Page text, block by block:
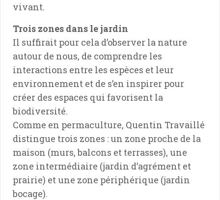
vivant.
Trois zones dans le jardin
Il suffirait pour cela d’observer la nature
autour de nous, de comprendre les
interactions entre les espèces et leur
environnement et de s’en inspirer pour
créer des espaces qui favorisent la
biodiversité.
Comme en permaculture, Quentin Travaillé
distingue trois zones : un zone proche de la
maison (murs, balcons et terrasses), une
zone intermédiaire (jardin d’agrément et
prairie) et une zone périphérique (jardin
bocage).